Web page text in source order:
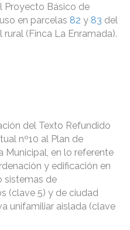
Proyecto Básico de
en parcelas 82 y 83 del
(Finca La Enramada).
del Texto Refundido
nº10 al Plan de
Municipal, en lo referente
y edificación en
sistemas de
(clave 5) y de ciudad
unifamiliar aislada (clave